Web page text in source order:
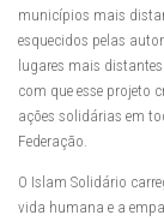
municípios mais
esquecidos pelas
lugares mais
com que esse projeto
ações solidárias em
Federação.
O Islam Solidário
vida humana e a